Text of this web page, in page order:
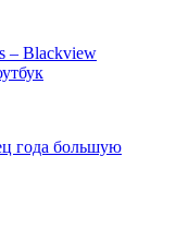
– Blackview
года большую